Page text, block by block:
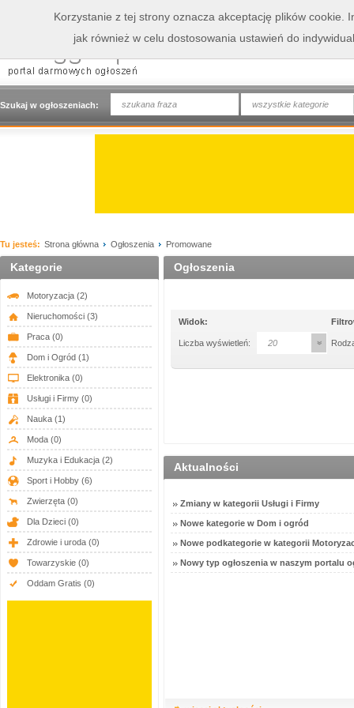
Szukaj w ogłoszeniach: wszystkie kategorie
Tu jesteś: Strona główna Ogłoszenia Promowane
Kategorie
Motoryzacja (2)
Nieruchomości (3)
Praca (0)
Dom i Ogród (1)
Elektronika (0)
Usługi i Firmy (0)
Nauka (1)
Moda (0)
Muzyka i Edukacja (2)
Sport i Hobby (6)
Zwierzęta (0)
Dla Dzieci (0)
Zdrowie i uroda (0)
Towarzyskie (0)
Oddam Gratis (0)
Ogłoszenia
Widok:
Liczba wyświetleń: 20
Aktualności
Zmiany w kategorii Usługi i Firmy
Nowe kategorie w Dom i ogród
Nowe podkategorie w kategorii
Nowy typ ogłoszenia w naszym portalu
Korzystanie z tej strony oznacza akceptację plików cookie.
jak również w celu dostosowania ustawień do